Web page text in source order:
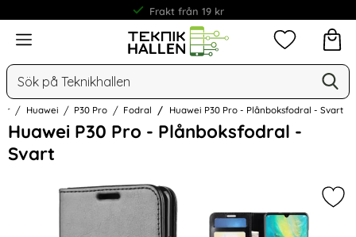
Frakt från 19 kr
Meny
Sök
Mina
Huawei P30 Pro Fodral Huawei P30 Pro - Plånboksfodral - Svart
Huawei P30 Pro - Plånboksfodral -
Svart
Hoppa
över
Bilder